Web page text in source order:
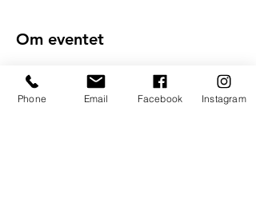
Om eventet
- (OBS: Husk tilmelding dagen før inden
kl.18:00)
Phone Email Facebook Instagram